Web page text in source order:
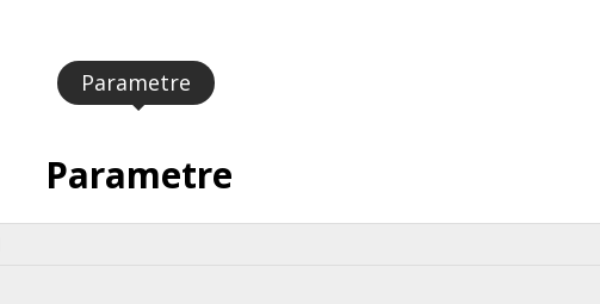
Parametre
Parametre